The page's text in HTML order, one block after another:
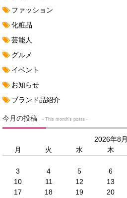
ファッション
化粧品
芸能人
グルメ
イベント
お知らせ
ブランド品紹介
今月の投稿 - This month's posts -
2026年8月
月
火 水 木
3
4 5 6
10
11 12 13
17
18 19 20